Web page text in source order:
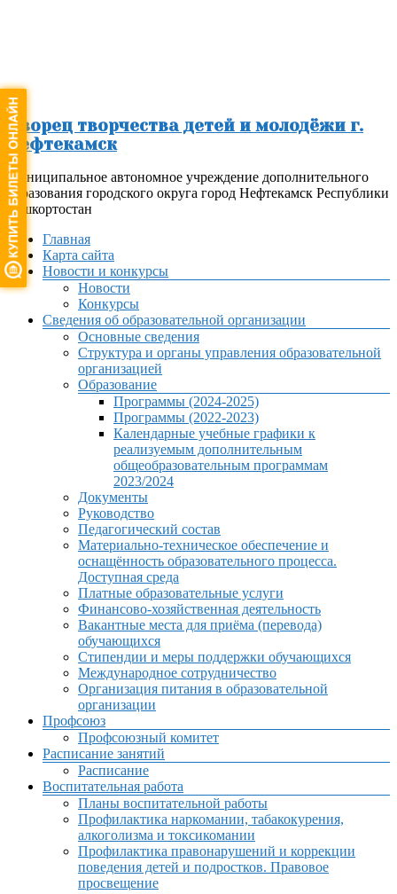
Дворец творчества детей и молодёжи г.
Нефтекамск
Муниципальное автономное учреждение дополнительного
образования городского округа город Нефтекамск Республики
Башкортостан
МенюГлавная
Карта сайта
Новости и конкурсы
Новости
Конкурсы
Сведения об образовательной организации
Основные сведения
Структура и органы управления образовательной
организацией
Образование
Программы (2024-2025)
Программы (2022-2023)
Календарные учебные графики к
реализуемым дополнительным
общеобразовательным программам
2023/2024
Документы
Руководство
Педагогический состав
Материально-техническое обеспечение и
оснащённость образовательного процесса.
Доступная среда
Платные образовательные услуги
Финансово-хозяйственная деятельность
Вакантные места для приёма (перевода)
обучающихся
Стипендии и меры поддержки обучающихся
Международное сотрудничество
Организация питания в образовательной
организации
Профсоюз
Профсоюзный комитет
Расписание занятий
Расписание
Воспитательная работа
Планы воспитательной работы
Профилактика наркомании, табакокурения,
алкоголизма и токсикомании
Профилактика правонарушений и коррекции
поведения детей и подростков. Правовое
просвещение